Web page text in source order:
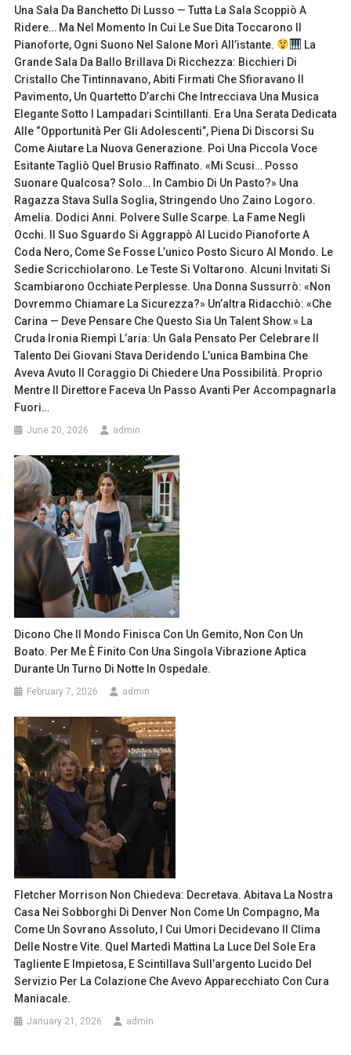
Una Sala Da Banchetto Di Lusso — Tutta La Sala Scoppiò A
Ridere… Ma Nel Momento In Cui Le Sue Dita Toccarono Il
Pianoforte, Ogni Suono Nel Salone Morì All’istante.
La
Grande Sala Da Ballo Brillava Di Ricchezza: Bicchieri Di
Cristallo Che Tintinnavano, Abiti Firmati Che Sfioravano Il
Pavimento, Un Quartetto D’archi Che Intrecciava Una Musica
Elegante Sotto I Lampadari Scintillanti. Era Una Serata Dedicata
Alle “Opportunità Per Gli Adolescenti”, Piena Di Discorsi Su
Come Aiutare La Nuova Generazione. Poi Una Piccola Voce
Esitante Tagliò Quel Brusio Raffinato. «Mi Scusi… Posso
Suonare Qualcosa? Solo… In Cambio Di Un Pasto?» Una
Ragazza Stava Sulla Soglia, Stringendo Uno Zaino Logoro.
Amelia. Dodici Anni. Polvere Sulle Scarpe. La Fame Negli
Occhi. Il Suo Sguardo Si Aggrappò Al Lucido Pianoforte A
Coda Nero, Come Se Fosse L’unico Posto Sicuro Al Mondo. Le
Sedie Scricchiolarono. Le Teste Si Voltarono. Alcuni Invitati Si
Scambiarono Occhiate Perplesse. Una Donna Sussurrò: «Non
Dovremmo Chiamare La Sicurezza?» Un’altra Ridacchiò: «Che
Carina — Deve Pensare Che Questo Sia Un Talent Show.» La
Cruda Ironia Riempì L’aria: Un Gala Pensato Per Celebrare Il
Talento Dei Giovani Stava Deridendo L’unica Bambina Che
Aveva Avuto Il Coraggio Di Chiedere Una Possibilità. Proprio
Mentre Il Direttore Faceva Un Passo Avanti Per Accompagnarla
Fuori…
June 20, 2026 admin
Dicono Che Il Mondo Finisca Con Un Gemito, Non Con Un
Boato. Per Me È Finito Con Una Singola Vibrazione Aptica
Durante Un Turno Di Notte In Ospedale.
February 7, 2026 admin
Fletcher Morrison Non Chiedeva: Decretava. Abitava La Nostra
Casa Nei Sobborghi Di Denver Non Come Un Compagno, Ma
Come Un Sovrano Assoluto, I Cui Umori Decidevano Il Clima
Delle Nostre Vite. Quel Martedì Mattina La Luce Del Sole Era
Tagliente E Impietosa, E Scintillava Sull’argento Lucido Del
Servizio Per La Colazione Che Avevo Apparecchiato Con Cura
Maniacale.
January 21, 2026 admin